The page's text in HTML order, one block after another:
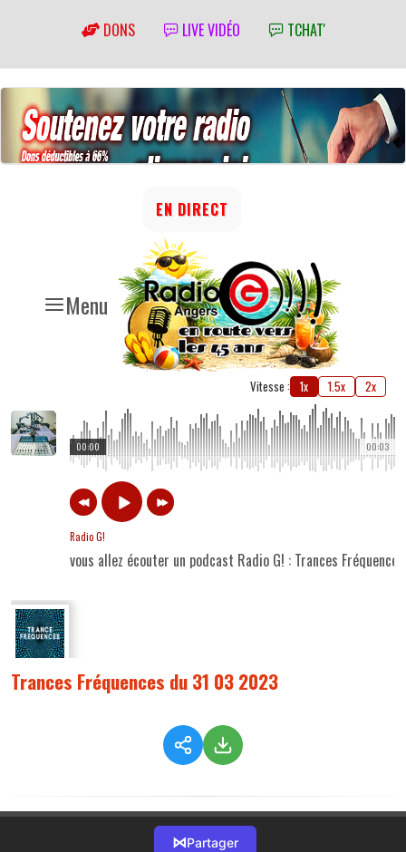
DONS LIVE VIDÉO TCHAT'
Menu
EN DIRECT
Vitesse : 1x 1.5x 2x
00:03
00:00
Radio G!
vous allez écouter un podcast Radio G! : Trances
Trances Fréquences du 31 03 2023
⋈Partager